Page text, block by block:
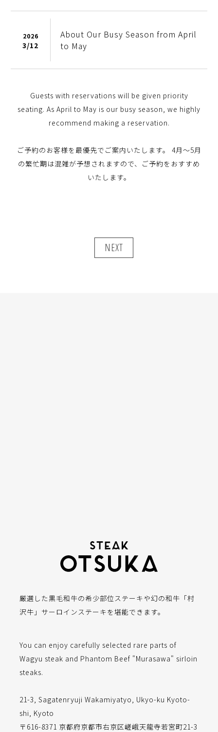
2026
3/12
About Our Busy Season from April
to May
Guests with reservations will be given priority
seating. As April to May is our busy season, we highly
recommend making a reservation.
ご予約のお客様を最優先でご案内いたします。 4月～5月
の繁忙期は混雑が予想されますので、ご予約をおすすめ
いたします。
NEXT
厳選した黒毛和牛の希少部位ステーキや幻の和牛「村
沢牛」サーロインステーキを堪能できます。
You can enjoy carefully selected rare parts of
Wagyu steak and Phantom Beef "Murasawa" sirloin
steaks.
21-3, Sagatenryuji Wakamiyatyo, Ukyo-ku Kyoto-
shi, Kyoto
〒616-8371 京都府京都市右京区嵯峨天龍寺若宮町21-3